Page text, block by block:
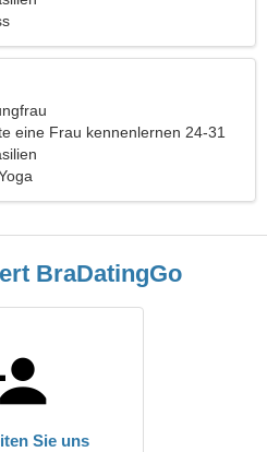
eine Frau kennenlernen 24-31
BraDatingGo
Sie uns